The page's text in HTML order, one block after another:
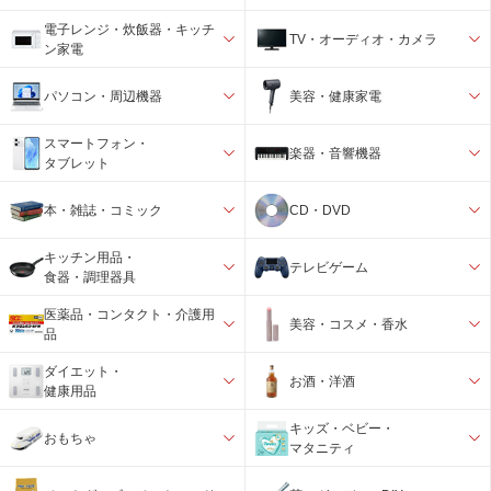
電子レンジ・炊飯器・キッチ
ン家電
TV・オーディオ・カメラ
パソコン・周辺機器 美容・健康家電
スマートフォン・
タブレット
楽器・音響機器
本・雑誌・コミック CD・DVD
キッチン用品・
食器・調理器具
テレビゲーム
医薬品・コンタクト・介護用
品
美容・コスメ・香水
ダイエット・
健康用品
お酒・洋酒
おもちゃ
キッズ・ベビー・
マタニティ